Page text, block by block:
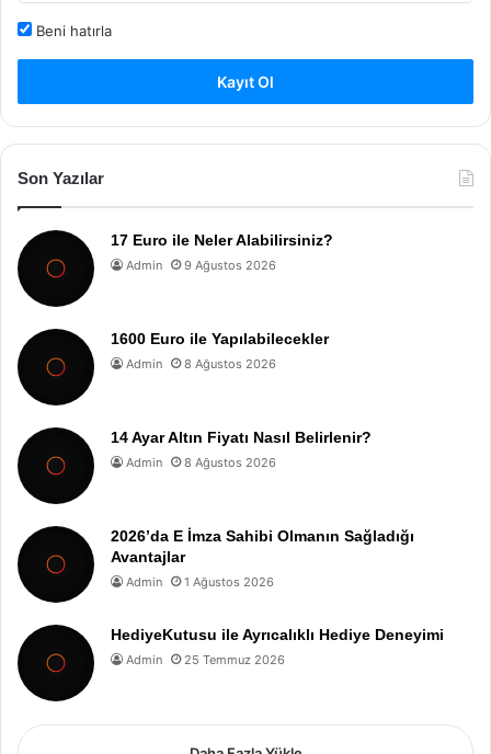
Beni hatırla
Kayıt Ol
Son Yazılar
17 Euro ile Neler Alabilirsiniz?
Admin 9 Ağustos 2026
1600 Euro ile Yapılabilecekler
Admin 8 Ağustos 2026
14 Ayar Altın Fiyatı Nasıl Belirlenir?
Admin 8 Ağustos 2026
2026’da E İmza Sahibi Olmanın Sağladığı
Avantajlar
Admin 1 Ağustos 2026
HediyeKutusu ile Ayrıcalıklı Hediye Deneyimi
Admin 25 Temmuz 2026